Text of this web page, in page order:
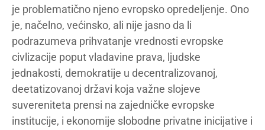
je problematično njeno evropsko opredeljenje. Ono
je, načelno, većinsko, ali nije jasno da li
podrazumeva prihvatanje vrednosti evropske
civlizacije poput vladavine prava, ljudske
jednakosti, demokratije u decentralizovanoj,
deetatizovanoj državi koja važne slojeve
suvereniteta prensi na zajedničke evropske
institucije, i ekonomije slobodne privatne inicijative i